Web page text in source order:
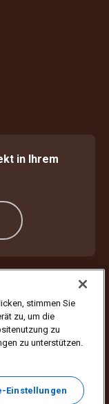
in Ihrem
America, Inc. Alle
mehr erhalten?
zu aktualisieren
mehr erhalten
stimmen Sie
zu, um die
zu
zu unterstützen.
Einstellungen